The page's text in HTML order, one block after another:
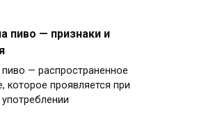
пиво — признаки и
— распространенное
которое проявляется при